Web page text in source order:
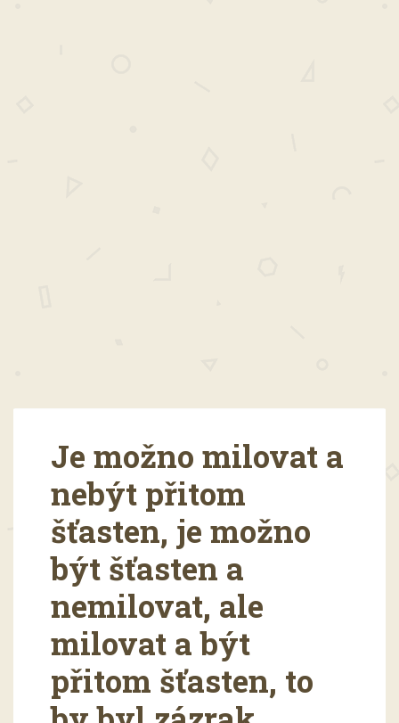
Je možno milovat a
nebýt přitom
šťasten, je možno
být šťasten a
nemilovat, ale
milovat a být
přitom šťasten, to